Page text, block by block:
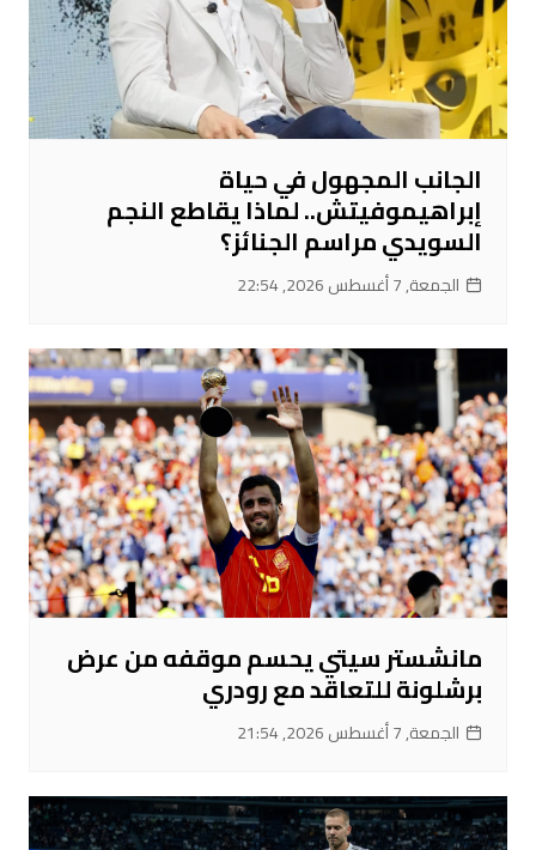
الجانب المجهول في حياة
إبراهيموفيتش.. لماذا يقاطع النجم
السويدي مراسم الجنائز؟
الجمعة, 7 أغسطس 2026, 22:54
مانشستر سيتي يحسم موقفه من عرض
برشلونة للتعاقد مع رودري
الجمعة, 7 أغسطس 2026, 21:54